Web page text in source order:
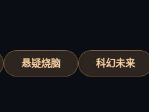
悬疑烧脑 科幻未来